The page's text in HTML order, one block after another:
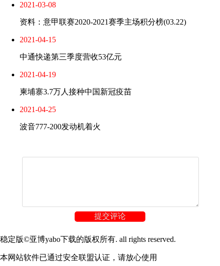
2021-03-08
资料：意甲联赛2020-2021赛季主场积分榜(03.22)
2021-04-15
中通快递第三季度营收53亿元
2021-04-19
柬埔寨3.7万人接种中国新冠疫苗
2021-04-25
波音777-200发动机着火
提交评论
稳定版©亚博yabo下载的版权所有. all rights reserved.
本网站软件已通过安全联盟认证，请放心使用